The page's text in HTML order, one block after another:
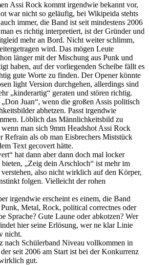
Assi Rock kommt irgendwie bekannt vor,
war nicht so geläufig, bei Wikipeida stehts
immer, die Band ist seit mindestens 2006
es richtig interpretiert, ist der Gründer und
mehr an Bord. Nicht weiter schlimm,
wird. Das mögen Leute
länger mit der Mischung aus Punk und
haben, auf der vorliegenden Scheibe fällt es
gute Worte zu finden. Der Opener könnte
light Version durchgehen, allerdings sind
„kinderartig“ geraten und stören richtig.
Juan“, wenn die großen Assis politisch
abhetzen. Passt irgendwie
Löblich das Männlichkeitsbild zu
man sich 9mm Headshot Assi Rock
Refrain als ob man Eisbrechers Miststück
Text gecovert hätte.
hat dann aber dann doch mal locker
„Zeig dein Arschloch“ ist mehr im
also nicht wirklich auf den Körper,
folgen. Vielleicht der rohen
irgendwie erscheint es einem, die Band
Metal, Rock, political correctnes oder
Sprache? Gute Laune oder abkotzen? Wer
hier seine Erlösung, wer ne klar Linie
nicht.
nach Schülerband Niveau vollkommen in
seit 2006 am Start ist bei der Konkurrenz
gut.